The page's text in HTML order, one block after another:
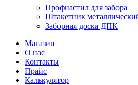
Профнастил для забора
Штакетник
Заборная доска ДПК
Магазин
О нас
Контакты
Прайс
Калькулятор